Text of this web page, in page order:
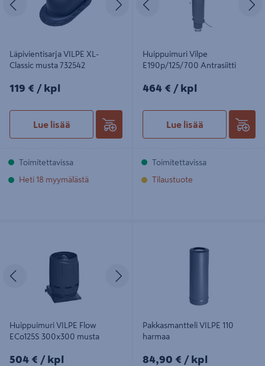
Läpivientisarja VILPE XL-
Classic musta 732542
119€/kpl
119 € / kpl
Lue lisää
Toimitettavissa
Heti 18 myymälästä
Huippuimuri Vilpe
E190p/125/700 Antrasiitti
464€/kpl
464 € / kpl
Lue lisää
Toimitettavissa
Tilaustuote
Huippuimuri VILPE Flow
ECo125S 300x300 musta
504€/kpl
504 € / kpl
Pakkasmantteli VILPE 110
harmaa
84,90€/kpl
84,90 € / kpl